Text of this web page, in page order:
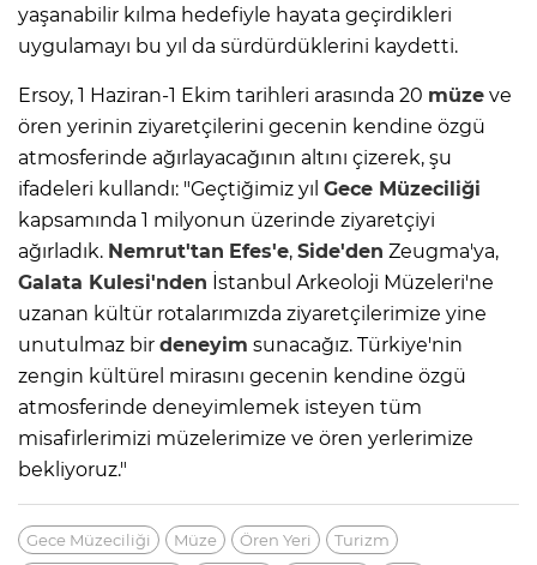
yaşanabilir kılma hedefiyle hayata geçirdikleri
uygulamayı bu yıl da sürdürdüklerini kaydetti.
Ersoy, 1 Haziran-1 Ekim tarihleri arasında 20 müze ve
ören yerinin ziyaretçilerini gecenin kendine özgü
atmosferinde ağırlayacağının altını çizerek, şu
ifadeleri kullandı: "Geçtiğimiz yıl Gece Müzeciliği
kapsamında 1 milyonun üzerinde ziyaretçiyi
ağırladık. Nemrut'tan Efes'e, Side'den Zeugma'ya,
Galata Kulesi'nden İstanbul Arkeoloji Müzeleri'ne
uzanan kültür rotalarımızda ziyaretçilerimize yine
unutulmaz bir deneyim sunacağız. Türkiye'nin
zengin kültürel mirasını gecenin kendine özgü
atmosferinde deneyimlemek isteyen tüm
misafirlerimizi müzelerimize ve ören yerlerimize
bekliyoruz."
Gece Müzeciliği Müze Ören Yeri
Turizm